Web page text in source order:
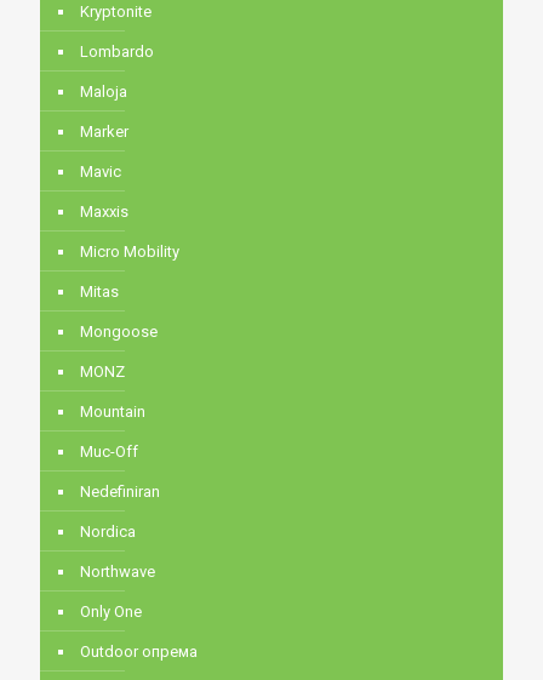
Kryptonite
Lombardo
Maloja
Marker
Mavic
Maxxis
Micro Mobility
Mitas
Mongoose
MONZ
Mountain
Muc-Off
Nedefiniran
Nordica
Northwave
Only One
Outdoor опрема